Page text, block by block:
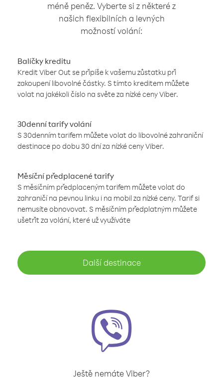
méně peněz. Vyberte si z některé z
našich flexibilních a levných
možností volání:
Balíčky kreditu
Kredit Viber Out se připíše k vašemu zůstatku při
zakoupení libovolné částky. S tímto kreditem můžete
volat na jakékoli číslo na světe za nízké ceny Viber.
30denní tarify volání
S 30denním tarifem můžete volat do libovolné zahraniční
destinace po dobu 30 dní za nízké ceny Viber.
Měsíční předplacené tarify
S měsíčním předplaceným tarifem můžete volat do
zahraničí na pevnou linku i na mobil za nízké ceny. Tarif si
nemusíte obnovovat. S měsíčním předplatným můžete
ušetřit za volání, které už využíváte
Další destinace
Ještě nemáte Viber?